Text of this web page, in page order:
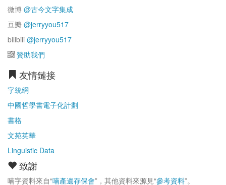
微博 @古今文字集成
豆瓣 @jerryyou517
bilibili @jerryyou517
贊助我們
友情鏈接
字統網
中國哲學書電子化計劃
書格
文苑英華
Linguistic Data
致謝
喃字資料來自“喃產遺存保會”，其他資料來源見“參考資料”。